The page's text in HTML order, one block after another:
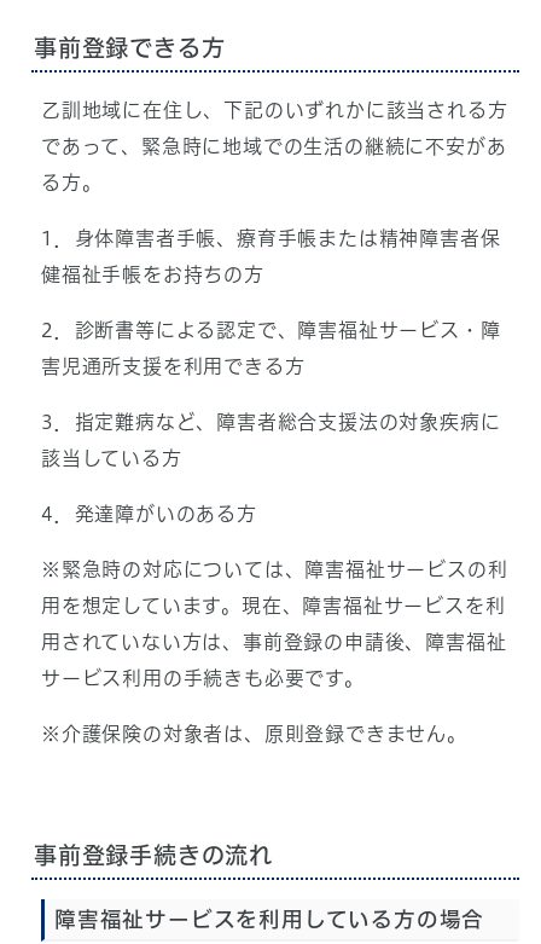
事前登録できる方
乙訓地域に在住し、下記のいずれかに該当される方
であって、緊急時に地域での生活の継続に不安があ
る方。
1．身体障害者手帳、療育手帳または精神障害者保
健福祉手帳をお持ちの方
2．診断書等による認定で、障害福祉サービス・障
害児通所支援を利用できる方
3．指定難病など、障害者総合支援法の対象疾病に
該当している方
4．発達障がいのある方
※緊急時の対応については、障害福祉サービスの利
用を想定しています。現在、障害福祉サービスを利
用されていない方は、事前登録の申請後、障害福祉
サービス利用の手続きも必要です。
※介護保険の対象者は、原則登録できません。
事前登録手続きの流れ
障害福祉サービスを利用している方の場合